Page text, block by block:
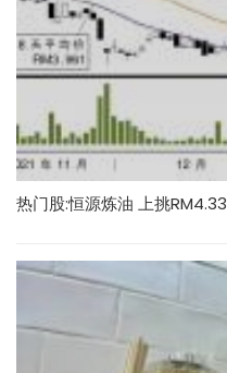
热门股:恒源炼油 上挑RM4.33